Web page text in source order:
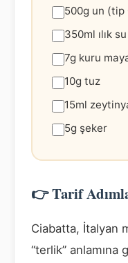
500g un (tip
350ml ılık su
7g kuru
10g tuz
15ml
5g şeker
👉 Tarif
Ciabatta, İtalyan
“terlik” anlamına